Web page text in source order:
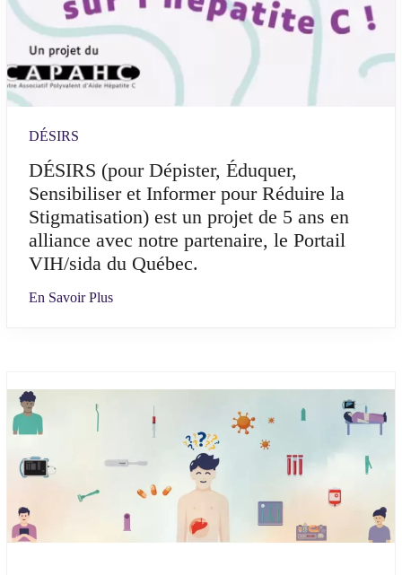
DÉSIRS
DÉSIRS (pour Dépister, Éduquer,
Sensibiliser et Informer pour Réduire la
Stigmatisation) est un projet de 5 ans en
alliance avec notre partenaire, le Portail
VIH/sida du Québec.
En Savoir Plus